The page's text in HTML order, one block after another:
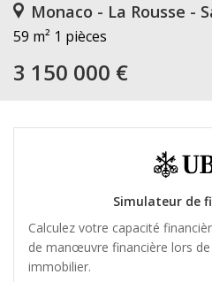
Monaco - La Rousse -
59 m² 1 pièces
3 150 000 €
Simulateur de
Calculez votre capacité
de manœuvre financière lors
immobilier.